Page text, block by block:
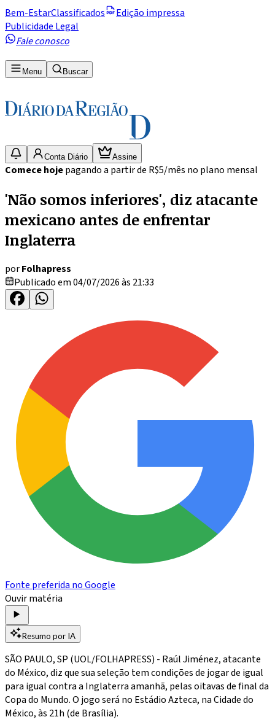
Bem-EstarClassificados
Edição impressa
Publicidade Legal
Fale conosco
Menu Buscar
Conta Diário Assine
Comece hojepagando a partir de R$5/mês no plano mensal
'Não somos inferiores', diz atacante
mexicano antes de enfrentar
Inglaterra
porFolhapress
Publicado em 04/07/2026 às 21:33
Fonte preferida no Google
Ouvir matéria
Resumo por IA
SÃO PAULO, SP (UOL/FOLHAPRESS) - Raúl Jiménez, atacante
do México, diz que sua seleção tem condições de jogar de igual
para igual contra a Inglaterra amanhã, pelas oitavas de final da
Copa do Mundo. O jogo será no Estádio Azteca, na Cidade do
México, às 21h (de Brasília).